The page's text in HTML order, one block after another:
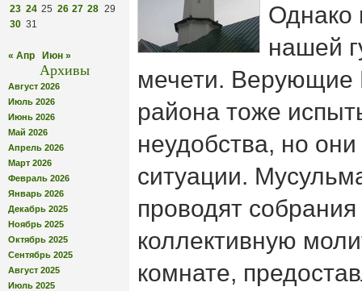
23 24 25 26 27 28 29
30 31
« Апр Июн »
Архивы
Август 2026
Июль 2026
Июнь 2026
Май 2026
Апрель 2026
Март 2026
Февраль 2026
Январь 2026
Декабрь 2025
Ноябрь 2025
Октябрь 2025
Сентябрь 2025
Август 2025
Июль 2025
Однако
нашей
мечети. Верующие
района тоже
неудобства, но
ситуации.
проводят
коллективную
комнате,